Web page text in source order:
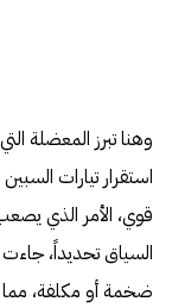
وهنا تبرز المعضلة
استقرار تيارات
قوي، الأمر الذي
السياق تحديداً،
ضخمة أو مكلفة، مما